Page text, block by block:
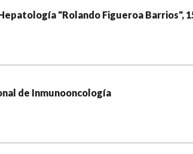
"Rolando Figueroa Barrios",
de Inmunooncología